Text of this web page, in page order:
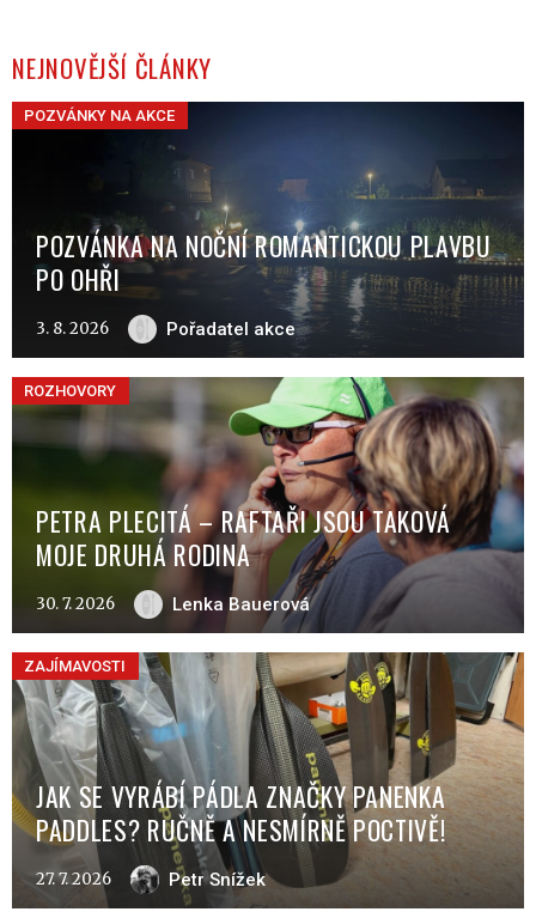
NEJNOVĚJŠÍ ČLÁNKY
POZVÁNKY NA AKCE
POZVÁNKA NA NOČNÍ ROMANTICKOU PLAVBU
PO OHŘI
3. 8. 2026 Pořadatel akce
ROZHOVORY
PETRA PLECITÁ – RAFTAŘI JSOU TAKOVÁ
MOJE DRUHÁ RODINA
30. 7. 2026 Lenka Bauerová
ZAJÍMAVOSTI
JAK SE VYRÁBÍ PÁDLA ZNAČKY PANENKA
PADDLES? RUČNĚ A NESMÍRNĚ POCTIVĚ!
27. 7. 2026 Petr Snížek